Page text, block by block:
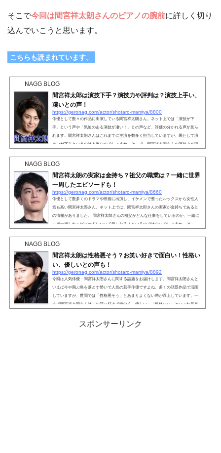
そこで今回は間宮祥太朗さんのピアノの腕前に詳しく切り
込んでいこうと思います。
こちらも読まれています。
NAGG BLOG
間宮祥太郎は演技下手？演技力や評判は？演技上手い、
凄いとの声！
https://geronag.com/actor/shotaro-mamiya/8800
俳優として数々の作品に出演している間宮祥太朗さん。ネット上では「演技が下
手」という声や「気迫のある演技が凄い！」との声など、評価の分かれる声が見ら
れます。間宮祥太朗さんはこれまでに主演を数多く担当していますが、果たして演
技力が下手というのは本当なのでしょうか。そこで、間宮祥太朗さんの演技力や評
NAGG BLOG
間宮祥太朗の実家は金持ち？祖父の職業は？一緒に世界
一周したエピソードも！
https://geronag.com/actor/shotaro-mamiya/8660
俳優として数多くのドラマや映画に出演し、イケメンで整ったルックスから女性人
気も高い間宮祥太郎さん。ネット上では、間宮祥太郎さんの実家が金持ちであると
の情報がありました。 間宮祥太郎さんの祖父がどんな仕事をしているのか、一緒に
世界一周したエピソードについて気になる人もいるのではないでしょうか。そこ
NAGG BLOG
間宮祥太朗は性格悪そう？お笑い好きで面白い！性格い
い、優しいとの声も！
https://geronag.com/actor/shotaro-mamiya/8892
今回は人気俳優・間宮祥太朗さんに関する話題をお届けします。間宮祥太朗さんと
いえば今や飛ぶ鳥を落とす勢いで人気の若手俳優ですよね。多くの話題作品で活躍
していますが、世間では「性格悪そう」とあまりよくない噂が浮上しています。一
方で間宮祥太朗さんは「お笑い好きで面白く、優しい」「性格いい」といった意見
の本当の性格にフォーカスしてみました。こちらも読まれています。間宮祥太朗は
性格悪そう？「半分、青い」や「リモラブ#普通の恋は邪道...
スポンサーリンク